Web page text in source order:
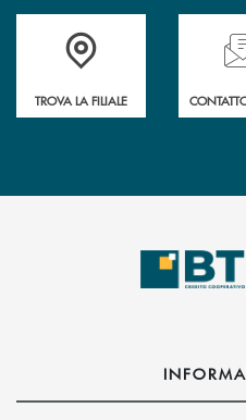
Accedi all' elenco completo delle
TROVA LA FILIALE
Hai